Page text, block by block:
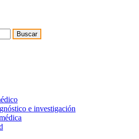
Buscar
e investigación